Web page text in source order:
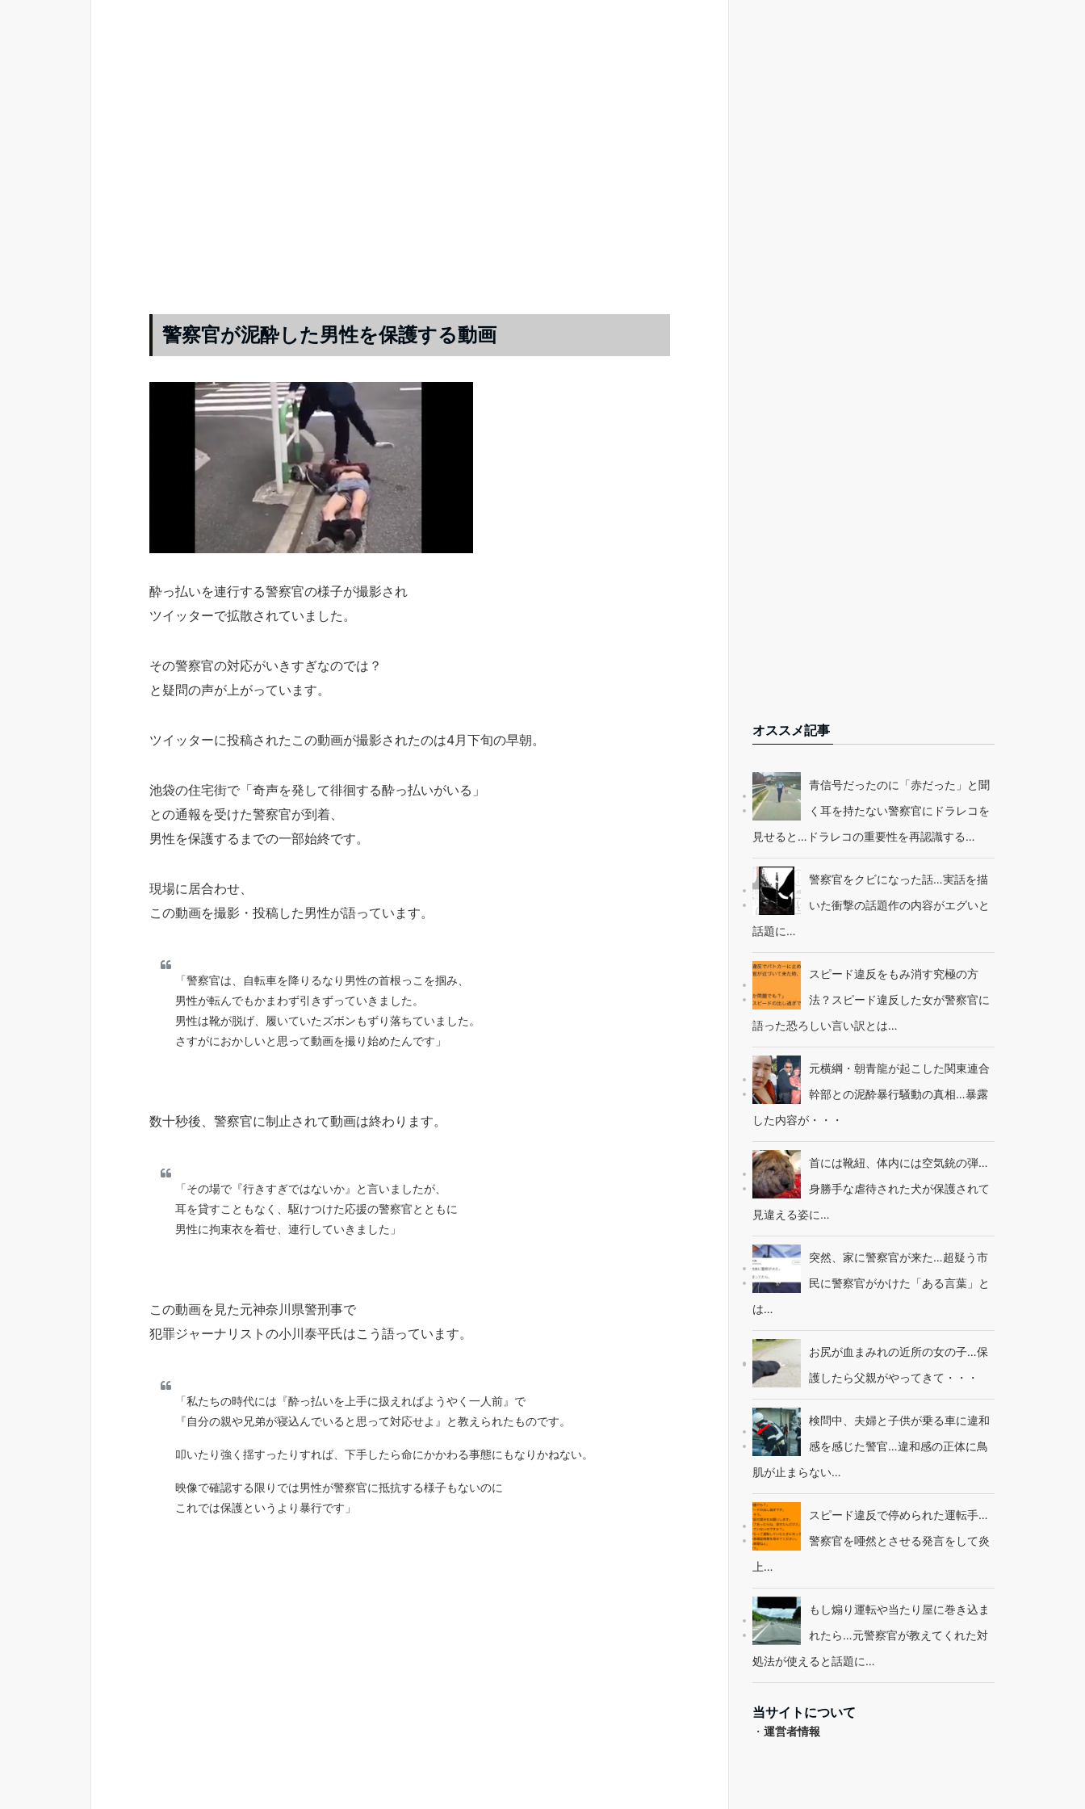
警察官が泥酔した男性を保護する動画
酔っ払いを連行する警察官の様子が撮影され
ツイッターで拡散されていました。
その警察官の対応がいきすぎなのでは？
と疑問の声が上がっています。
ツイッターに投稿されたこの動画が撮影されたのは4月下旬の早朝。
池袋の住宅街で「奇声を発して徘徊する酔っ払いがいる」
との通報を受けた警察官が到着、
男性を保護するまでの一部始終です。
現場に居合わせ、
この動画を撮影・投稿した男性が語っています。
「警察官は、自転車を降りるなり男性の首根っこを掴み、
男性が転んでもかまわず引きずっていきました。
男性は靴が脱げ、履いていたズボンもずり落ちていました。
さすがにおかしいと思って動画を撮り始めたんです」
数十秒後、警察官に制止されて動画は終わります。
「その場で『行きすぎではないか』と言いましたが、
耳を貸すこともなく、駆けつけた応援の警察官とともに
男性に拘束衣を着せ、連行していきました」
この動画を見た元神奈川県警刑事で
犯罪ジャーナリストの小川泰平氏はこう語っています。
「私たちの時代には『酔っ払いを上手に扱えればようやく一人前』で
『自分の親や兄弟が寝込んでいると思って対応せよ』と教えられたものです。
叩いたり強く揺すったりすれば、下手したら命にかかわる事態にもなりかねない。
映像で確認する限りでは男性が警察官に抵抗する様子もないのに
これでは保護というより暴行です」
オススメ記事
青信号だったのに「赤だった」と聞
く耳を持たない警察官にドラレコを
見せると…ドラレコの重要性を再認識する…
警察官をクビになった話…実話を描
いた衝撃の話題作の内容がエグいと
話題に…
スピード違反をもみ消す究極の方
法？スピード違反した女が警察官に
語った恐ろしい言い訳とは…
元横綱・朝青龍が起こした関東連合
幹部との泥酔暴行騒動の真相…暴露
した内容が・・・
首には靴紐、体内には空気銃の弾…
身勝手な虐待された犬が保護されて
見違える姿に…
突然、家に警察官が来た…超疑う市
民に警察官がかけた「ある言葉」と
は…
お尻が血まみれの近所の女の子…保
護したら父親がやってきて・・・
検問中、夫婦と子供が乗る車に違和
感を感じた警官…違和感の正体に鳥
肌が止まらない…
スピード違反で停められた運転手…
警察官を唖然とさせる発言をして炎
上…
もし煽り運転や当たり屋に巻き込ま
れたら…元警察官が教えてくれた対
処法が使えると話題に…
当サイトについて
・ 運営者情報